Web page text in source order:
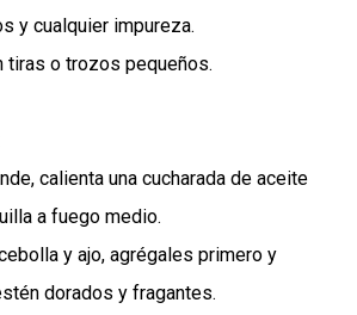
y cualquier impureza.
tiras o trozos pequeños.
calienta una cucharada de aceite
a fuego medio.
y ajo, agrégales primero y
dorados y fragantes.